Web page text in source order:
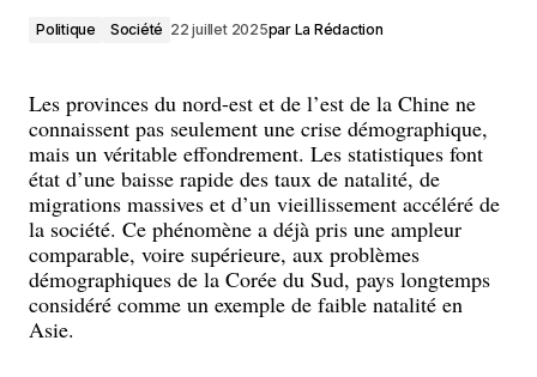
Politique Société 22 juillet 2025par La Rédaction
Les provinces du nord-est et de l’est de la Chine ne
connaissent pas seulement une crise démographique,
mais un véritable effondrement. Les statistiques font
état d’une baisse rapide des taux de natalité, de
migrations massives et d’un vieillissement accéléré de
la société. Ce phénomène a déjà pris une ampleur
comparable, voire supérieure, aux problèmes
démographiques de la Corée du Sud, pays longtemps
considéré comme un exemple de faible natalité en
Asie.